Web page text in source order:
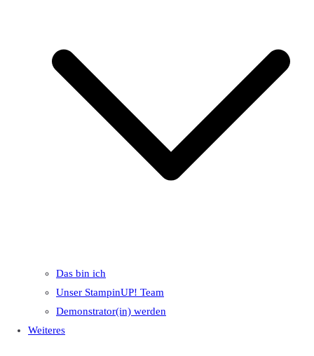
Das bin ich
Unser StampinUP! Team
Demonstrator(in) werden
Weiteres